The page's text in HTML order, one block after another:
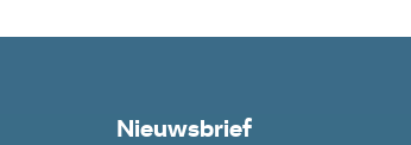
Nieuwsbrief